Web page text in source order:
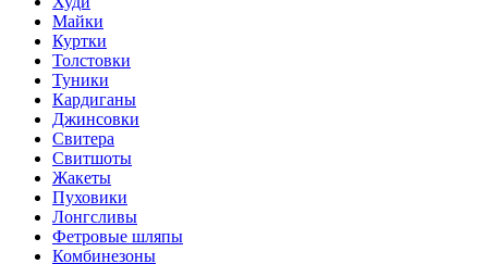
Майки
Куртки
Толстовки
Туники
Кардиганы
Джинсовки
Свитера
Свитшоты
Жакеты
Пуховики
Лонгсливы
Фетровые шляпы
Комбинезоны